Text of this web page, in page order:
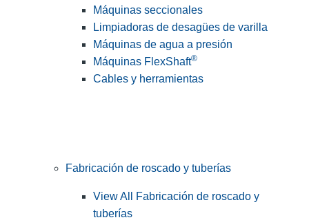
Máquinas seccionales
Limpiadoras de desagües de varilla
Máquinas de agua a presión
Máquinas FlexShaft®
Cables y herramientas
Fabricación de roscado y tuberías
View All Fabricación de roscado y
tuberías